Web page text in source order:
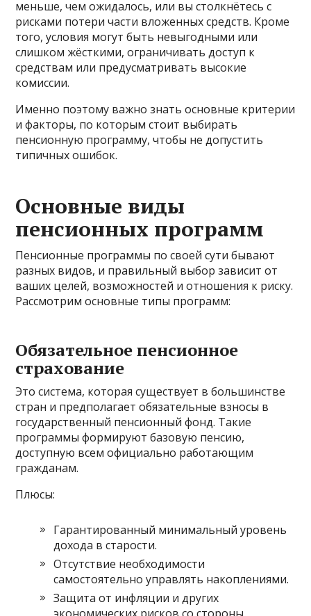
меньше, чем ожидалось, или вы столкнётесь с
рисками потери части вложенных средств. Кроме
того, условия могут быть невыгодными или
слишком жёсткими, ограничивать доступ к
средствам или предусматривать высокие
комиссии.
Именно поэтому важно знать основные критерии
и факторы, по которым стоит выбирать
пенсионную программу, чтобы не допустить
типичных ошибок.
Основные виды
пенсионных программ
Пенсионные программы по своей сути бывают
разных видов, и правильный выбор зависит от
ваших целей, возможностей и отношения к риску.
Рассмотрим основные типы программ:
Обязательное пенсионное
страхование
Это система, которая существует в большинстве
стран и предполагает обязательные взносы в
государственный пенсионный фонд. Такие
программы формируют базовую пенсию,
доступную всем официально работающим
гражданам.
Плюсы:
Гарантированный минимальный уровень
дохода в старости.
Отсутствие необходимости
самостоятельно управлять накоплениями.
Защита от инфляции и других
экономических рисков со стороны